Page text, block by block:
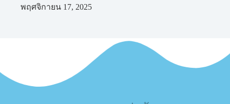
พฤศจิกายน 17, 2025